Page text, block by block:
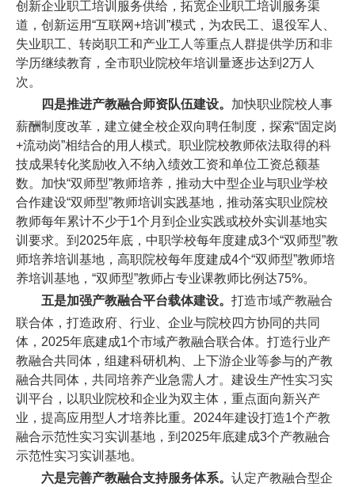
创新企业职工培训服务供给，拓宽企业职工培训服务渠
道，创新运用“互联网+培训”模式，为农民工、退役军人、
失业职工、转岗职工和产业工人等重点人群提供学历和非
学历继续教育，全市职业院校年培训量逐步达到2万人
次。
四是推进产教融合师资队伍建设。 加快职业院校人事
薪酬制度改革，建立健全校企双向聘任制度，探索“固定岗
+流动岗”相结合的用人模式。职业院校教师依法取得的科
技成果转化奖励收入不纳入绩效工资和单位工资总额基
数。加快“双师型”教师培养，推动大中型企业与职业学校
合作建设“双师型”教师培训实践基地，推动落实职业院校
教师每年累计不少于1个月到企业实践或校外实训基地实
训要求。到2025年底，中职学校每年度建成3个“双师型”教
师培养培训基地，高职院校每年度建成4个“双师型”教师培
养培训基地，“双师型”教师占专业课教师比例达75%。
五是加强产教融合平台载体建设。 打造市域产教融合
联合体，打造政府、行业、企业与院校四方协同的共同
体，2025年底建成1个市域产教融合联合体。打造行业产
教融合共同体，组建科研机构、上下游企业等参与的产教
融合共同体，共同培养产业急需人才。建设生产性实习实
训平台，以职业院校和企业为双主体，重点面向新兴产
业，提高应用型人才培养比重。2024年建设打造1个产教
融合示范性实习实训基地，到2025年底建成3个产教融合
示范性实习实训基地。
六是完善产教融合支持服务体系。 认定产教融合型企